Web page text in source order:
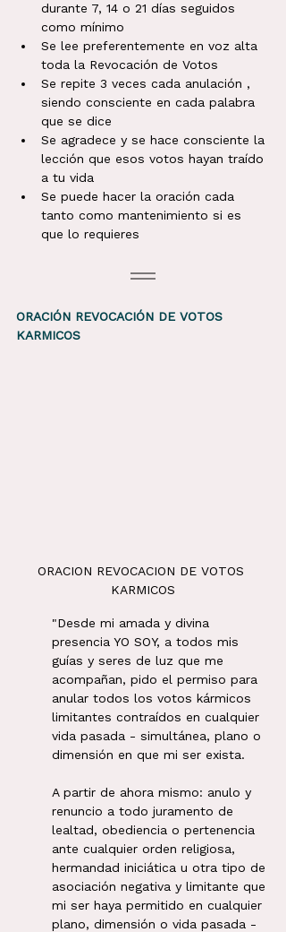
durante 7, 14 o 21 días seguidos
como mínimo
Se lee preferentemente en voz alta
toda la Revocación de Votos
Se repite 3 veces cada anulación ,
siendo consciente en cada palabra
que se dice
Se agradece y se hace consciente la
lección que esos votos hayan traído
a tu vida
Se puede hacer la oración cada
tanto como mantenimiento si es
que lo requieres
ORACIÓN REVOCACIÓN DE VOTOS
KARMICOS
ORACION REVOCACION DE VOTOS
KARMICOS
"Desde mi amada y divina
presencia YO SOY, a todos mis
guías y seres de luz que me
acompañan, pido el permiso para
anular todos los votos kármicos
limitantes contraídos en cualquier
vida pasada - simultánea, plano o
dimensión en que mi ser exista.
A partir de ahora mismo: anulo y
renuncio a todo juramento de
lealtad, obediencia o pertenencia
ante cualquier orden religiosa,
hermandad iniciática u otra tipo de
asociación negativa y limitante que
mi ser haya permitido en cualquier
plano, dimensión o vida pasada -